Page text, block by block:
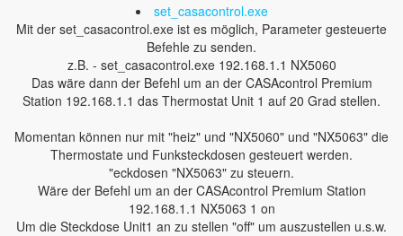
set_casacontrol.exe
Mit der set_casacontrol.exe ist es möglich, Parameter gesteuerte
Befehle zu senden.
z.B. - set_casacontrol.exe 192.168.1.1 NX5060
Das wäre dann der Befehl um an der CASAcontrol Premium
Station 192.168.1.1 das Thermostat Unit 1 auf 20 Grad stellen.
Momentan können nur mit "heiz" und "NX5060" und "NX5063" die
Thermostate und Funksteckdosen gesteuert werden.
"eckdosen "NX5063" zu steuern.
Wäre der Befehl um an der CASAcontrol Premium Station
192.168.1.1 NX5063 1 on
Um die Steckdose Unit1 an zu stellen "off" um auszustellen u.s.w.